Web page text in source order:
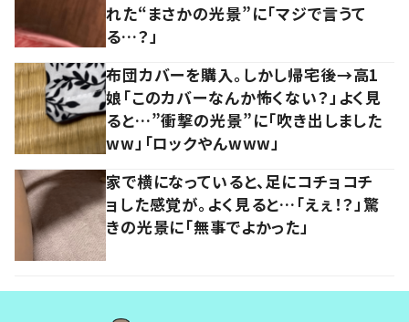
れた“まさかの光景”に「マジで言うて
る…？」
布団カバーを購入。しかし帰宅後→高1
娘「このカバーなんか怖くない？」よく見
ると…”衝撃の光景”に「吹き出しました
ww」「ロックやんwww」
家で横になっていると、足にコチョコチ
ョした感覚が。よく見ると…「えぇ！？」驚
きの光景に「無事でよかった」